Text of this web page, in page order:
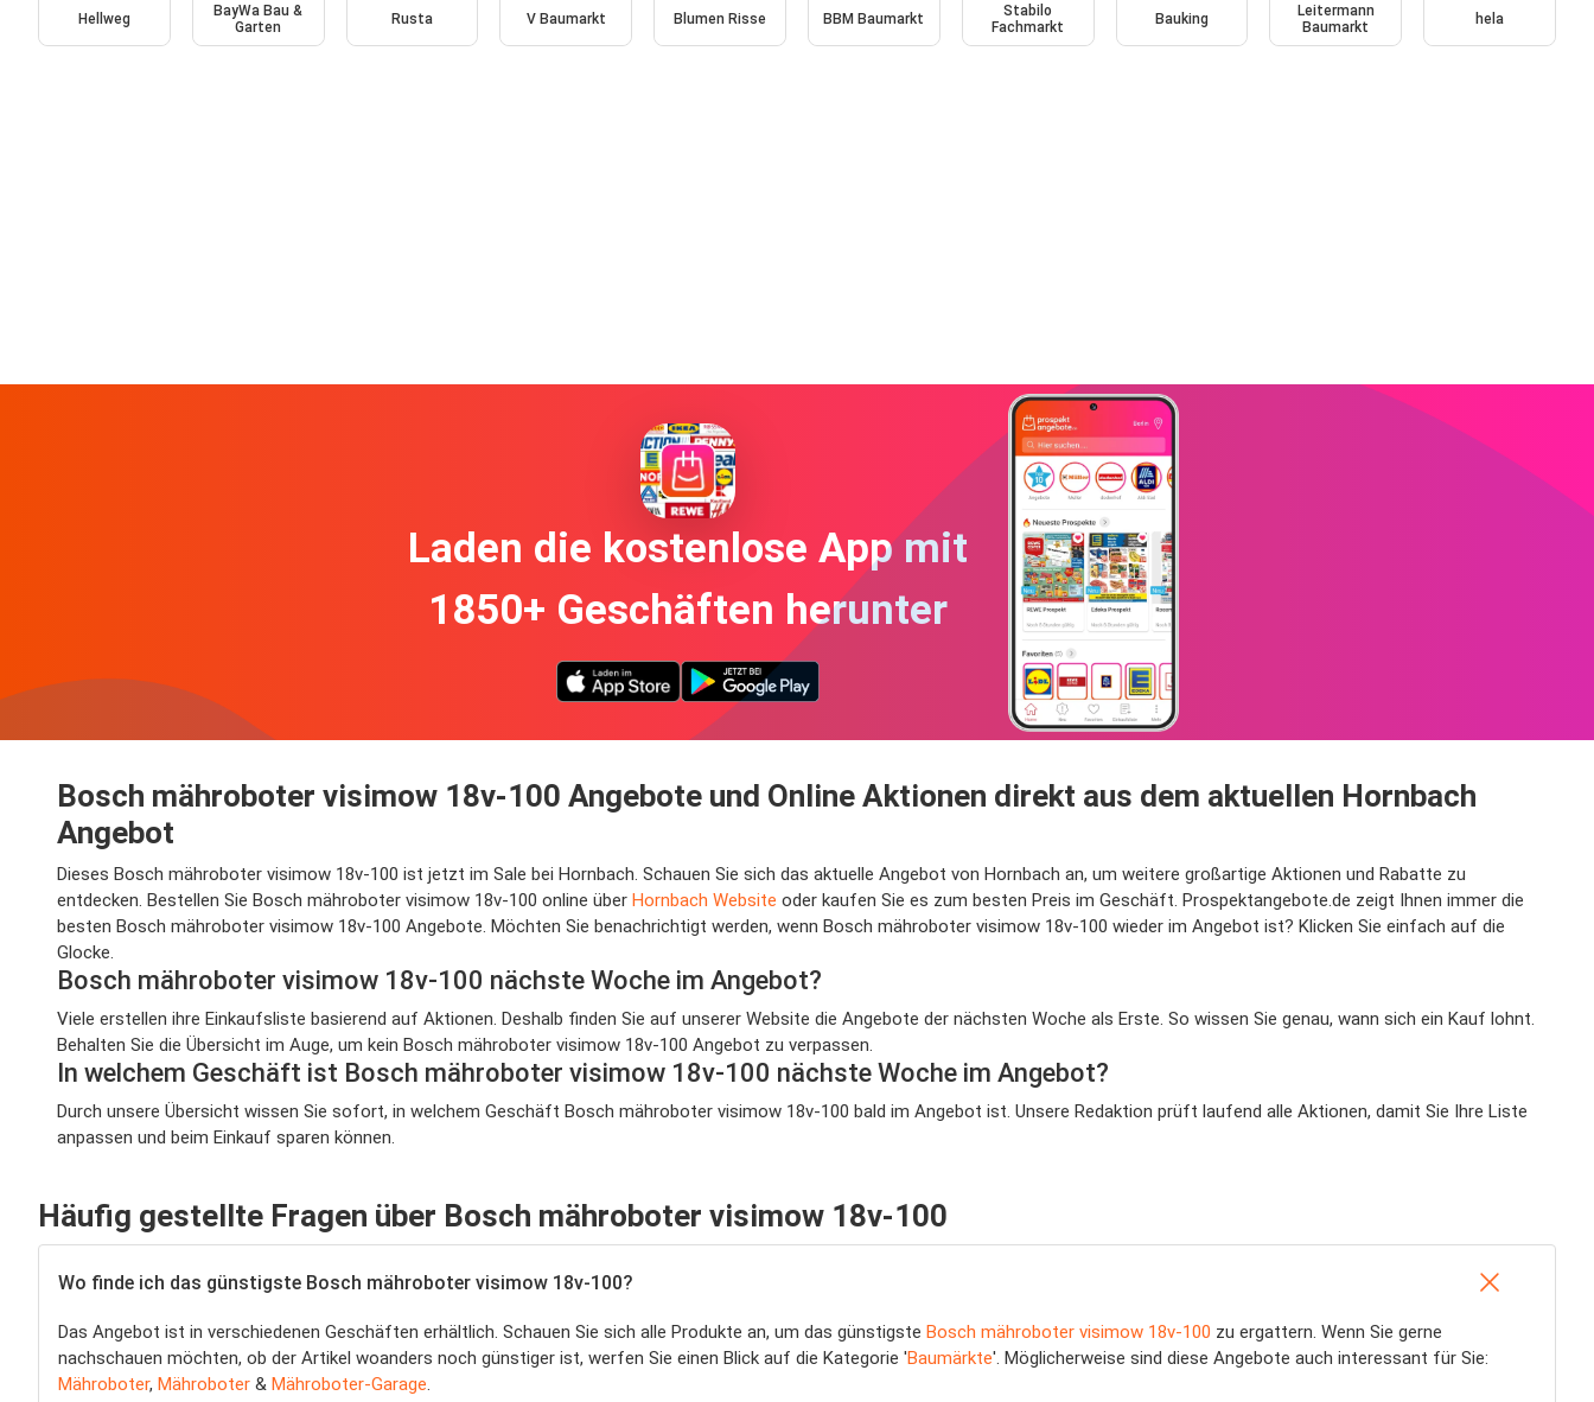
Hellweg
BayWa Bau &
Garten
Rusta V Baumarkt Blumen Risse BBM Baumarkt
Stabilo
Fachmarkt
Bauking
Leitermann
Baumarkt
hela
Laden die kostenlose App mit
1850+ Geschäften herunter
Bosch mähroboter visimow 18v-100 Angebote und Online Aktionen direkt aus dem aktuellen Hornbach
Angebot
Dieses Bosch mähroboter visimow 18v-100 ist jetzt im Sale bei Hornbach. Schauen Sie sich das aktuelle Angebot von Hornbach an, um weitere großartige Aktionen und Rabatte zu
entdecken. Bestellen Sie Bosch mähroboter visimow 18v-100 online über Hornbach Website oder kaufen Sie es zum besten Preis im Geschäft. Prospektangebote.de zeigt Ihnen immer die
besten Bosch mähroboter visimow 18v-100 Angebote. Möchten Sie benachrichtigt werden, wenn Bosch mähroboter visimow 18v-100 wieder im Angebot ist? Klicken Sie einfach auf die
Glocke.
Bosch mähroboter visimow 18v-100 nächste Woche im Angebot?
Viele erstellen ihre Einkaufsliste basierend auf Aktionen. Deshalb finden Sie auf unserer Website die Angebote der nächsten Woche als Erste. So wissen Sie genau, wann sich ein Kauf lohnt.
Behalten Sie die Übersicht im Auge, um kein Bosch mähroboter visimow 18v-100 Angebot zu verpassen.
In welchem Geschäft ist Bosch mähroboter visimow 18v-100 nächste Woche im Angebot?
Durch unsere Übersicht wissen Sie sofort, in welchem Geschäft Bosch mähroboter visimow 18v-100 bald im Angebot ist. Unsere Redaktion prüft laufend alle Aktionen, damit Sie Ihre Liste
anpassen und beim Einkauf sparen können.
Häufig gestellte Fragen über Bosch mähroboter visimow 18v-100
Wo finde ich das günstigste Bosch mähroboter visimow 18v-100?
Das Angebot ist in verschiedenen Geschäften erhältlich. Schauen Sie sich alle Produkte an, um das günstigste Bosch mähroboter visimow 18v-100 zu ergattern. Wenn Sie gerne
nachschauen möchten, ob der Artikel woanders noch günstiger ist, werfen Sie einen Blick auf die Kategorie 'Baumärkte'. Möglicherweise sind diese Angebote auch interessant für Sie:
Mähroboter, Mähroboter & Mähroboter-Garage.